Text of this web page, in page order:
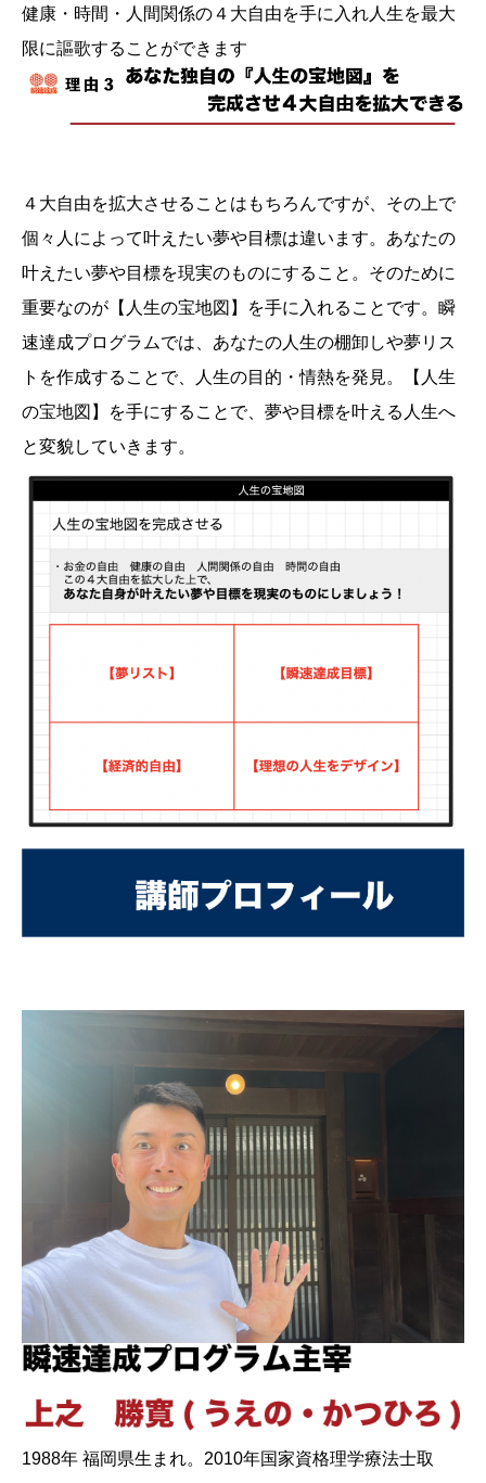
健康・時間・人間関係の４大自由を手に入れ人生を最大
限に謳歌することができます
４大自由を拡大させることはもちろんですが、その上で
個々人によって叶えたい夢や目標は違います。あなたの
叶えたい夢や目標を現実のものにすること。そのために
重要なのが【人生の宝地図】を手に入れることです。瞬
速達成プログラムでは、あなたの人生の棚卸しや夢リス
トを作成することで、人生の目的・情熱を発見。【人生
の宝地図】を手にすることで、夢や目標を叶える人生へ
と変貌していきます。
1988年 福岡県生まれ。2010年国家資格理学療法士取